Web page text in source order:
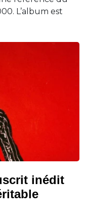
L’album est
inédit